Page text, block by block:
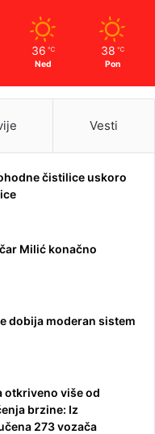
36 ℃
Ned
38 ℃
Pon
Vesti
čistilice uskoro
Milić konačno
dobija moderan sistem
otkriveno više od
brzine: Iz
273 vozača